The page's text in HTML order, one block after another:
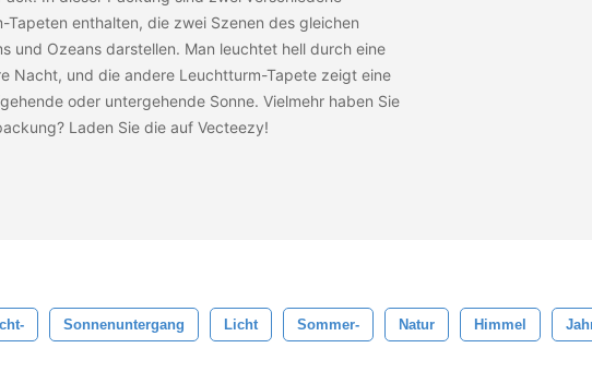
Tapeten enthalten, die zwei Szenen des gleichen
und Ozeans darstellen. Man leuchtet hell durch eine
Nacht, und die andere Leuchtturm-Tapete zeigt eine
oder untergehende Sonne. Vielmehr haben Sie
Laden Sie die auf Vecteezy!
Sonnenuntergang Licht Sommer- Natur Himmel